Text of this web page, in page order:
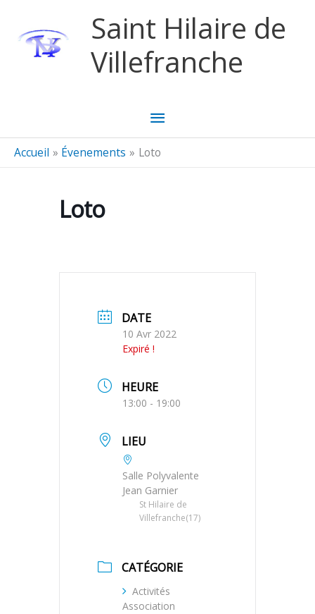
Saint Hilaire de
Villefranche
Menu
principal
Accueil Évenements Loto
Loto
DATE
10 Avr 2022
Expiré !
HEURE
13:00 - 19:00
LIEU
Salle Polyvalente
Jean Garnier
St Hilaire de
Villefranche(17)
CATÉGORIE
Activités
Association